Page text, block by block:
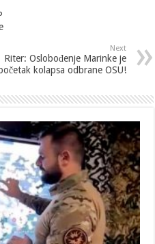
Next
Riter: Oslobođenje Marinke je
kolapsa odbrane OSU!